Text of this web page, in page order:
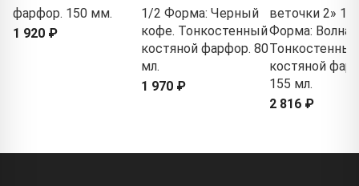
фарфор. 150 мм.
1 920 ₽
1/2 Форма: Черный
кофе. Тонкостенный
костяной фарфор. 80
мл.
1 970 ₽
веточки 2» 1/2
Форма: Волна.
Тонкостенный
костяной
155 мл.
2 816 ₽